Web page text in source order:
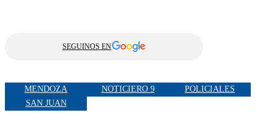
SEGUINOS EN
MENDOZA NOTICIERO 9
POLICIALES
SAN JUAN